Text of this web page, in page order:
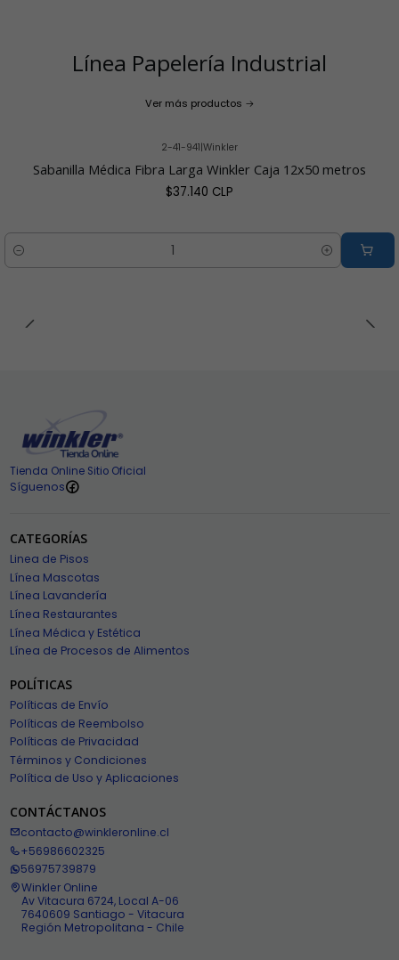
Línea Papelería Industrial
Ver más productos
2-41-941|Winkler
Sabanilla Médica Fibra Larga Winkler Caja 12x50 metros
$37.140 CLP
Cantidad
Tienda Online Sitio Oficial
Síguenos
CATEGORÍAS
Linea de Pisos
Línea Mascotas
Línea Lavandería
Línea Restaurantes
Línea Médica y Estética
Línea de Procesos de Alimentos
POLÍTICAS
Políticas de Envío
Políticas de Reembolso
Políticas de Privacidad
Términos y Condiciones
Política de Uso y Aplicaciones
CONTÁCTANOS
contacto@winkleronline.cl
+56986602325
56975739879
Winkler Online
Av Vitacura 6724, Local A-06
7640609 Santiago - Vitacura
Región Metropolitana - Chile